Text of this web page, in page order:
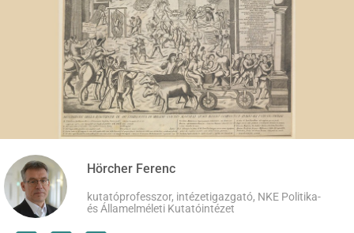
Hörcher Ferenc
kutatóprofesszor, intézetigazgató, NKE Politika-
és Államelméleti Kutatóintézet